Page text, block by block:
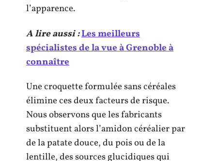
l’apparence.
A lire aussi :Les meilleurs
spécialistes de la vue à Grenoble à
connaître
Une croquette formulée sans céréales
élimine ces deux facteurs de risque.
Nous observons que les fabricants
substituent alors l’amidon céréalier par
de la patate douce, du pois ou de la
lentille, des sources glucidiques qui